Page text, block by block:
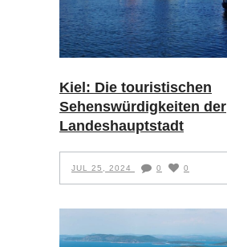
Kiel: Die touristischen
Sehenswürdigkeiten der
Landeshauptstadt
JUL 25, 2024 0 0